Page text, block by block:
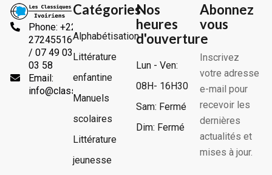
Phone: +225
2724551666
/ 07 49 03
03 58
Email:
info@classiquesivoiriens.com
Catégories
Alphabétisation
Littérature
enfantine
Manuels
scolaires
Littérature
jeunesse
Nos
heures
d'ouverture
Lun - Ven:
08H- 16H30
Sam: Fermé
Dim: Fermé
Abonnez
vous
Inscrivez
votre adresse
e-mail pour
recevoir les
dernières
actualités et
mises à jour.